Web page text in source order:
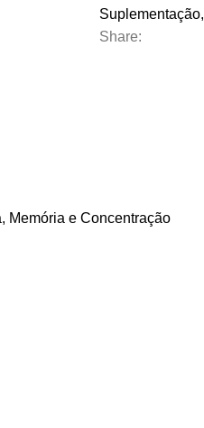
Suplementação,
Share:
, Memória e Concentração